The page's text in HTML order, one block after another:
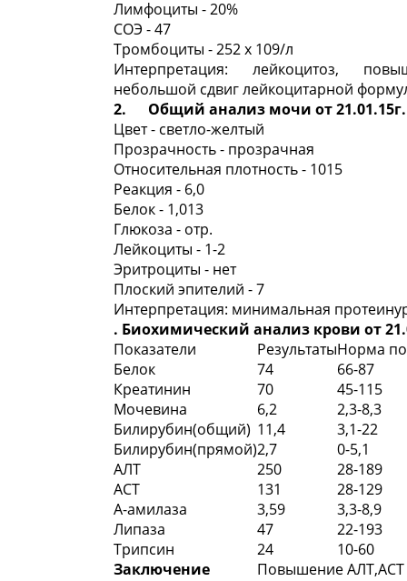
Лимфоциты - 20%
СОЭ - 47
Тромбоциты - 252 х 109/л
Интерпретация: лейкоцитоз,
небольшой сдвиг лейкоцитарной
2. Общий анализ мочи от 21.01.15г.
Цвет - светло-желтый
Прозрачность - прозрачная
Относительная плотность - 1015
Реакция - 6,0
Белок - 1,013
Глюкоза - отр.
Лейкоциты - 1-2
Эритроциты - нет
Плоский эпителий - 7
Интерпретация: минимальная
. Биохимический анализ крови от
Показатели
РезультатыНорма
Белок
74
66-87
Креатинин
70
45-115
Мочевина
6,2
2,3-8,3
Билирубин(общий) 11,4
3,1-22
Билирубин(прямой)2,7
0-5,1
АЛТ
250
28-189
АСТ
131
28-129
А-амилаза
3,59
3,3-8,9
Липаза
47
22-193
Трипсин
24
10-60
Заключение
Повышение АЛТ,АСТ